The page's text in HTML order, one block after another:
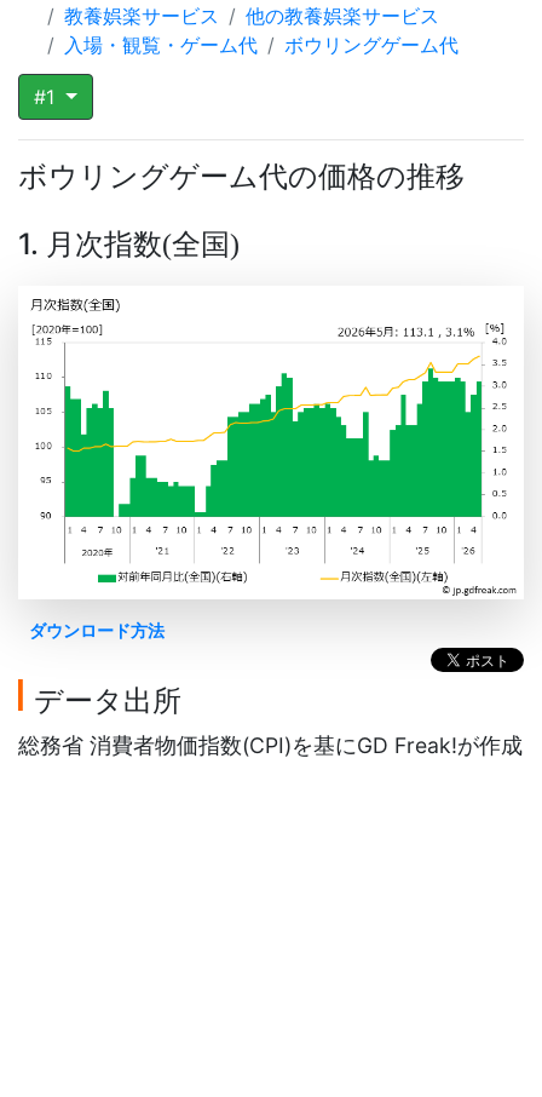
教養娯楽サービス
他の教養娯楽サービス
入場・観覧・ゲーム代
ボウリングゲーム代
#1
ボウリングゲーム代の価格の推移
1. 月次指数(全国)
ダウンロード方法
データ出所
総務省 消費者物価指数(CPI)を基にGD Freak!が作成